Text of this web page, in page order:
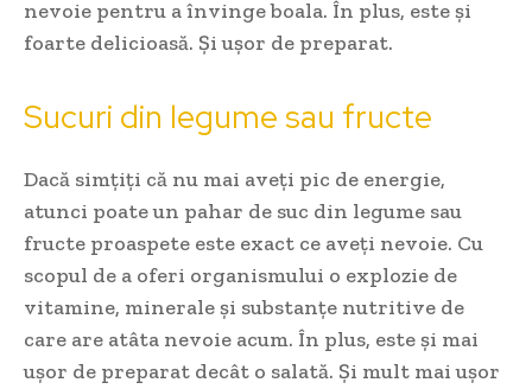
nevoie pentru a învinge boala. În plus, este și
foarte delicioasă. Și ușor de preparat.
Sucuri din legume sau fructe
Dacă simțiți că nu mai aveți pic de energie,
atunci poate un pahar de suc din legume sau
fructe proaspete este exact ce aveți nevoie. Cu
scopul de a oferi organismului o explozie de
vitamine, minerale și substanțe nutritive de
care are atâta nevoie acum. În plus, este și mai
ușor de preparat decât o salată. Și mult mai ușor